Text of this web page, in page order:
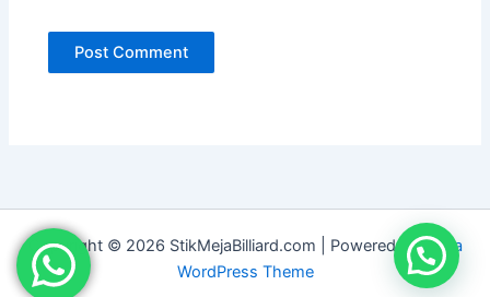
Copyright © 2026 StikMejaBilliard.com | Powered byAstra
WordPress Theme